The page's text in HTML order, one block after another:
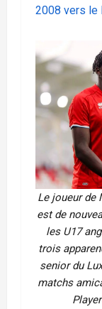
2008 vers le
Le joueur de
est de
les U17
trois
senior du
matchs